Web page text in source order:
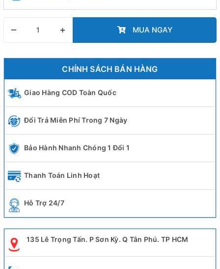
– + MUA NGAY
CHÍNH SÁCH BÁN HÀNG
Giao Hàng COD Toàn Quốc
Đổi Trả Miễn Phí Trong 7 Ngày
Bảo Hành Nhanh Chóng 1 Đổi 1
Thanh Toán Linh Hoạt
Hỗ Trợ 24/7
135 Lê Trọng Tấn. P Sơn Kỳ. Q Tân Phú. TP HCM